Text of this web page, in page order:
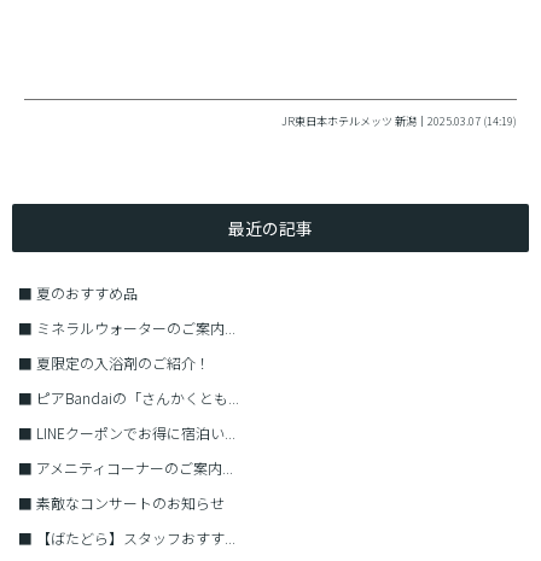
JR東日本ホテルメッツ 新潟｜2025.03.07 (14:19)
最近の記事
■ 夏のおすすめ品
■ ミネラルウォーターのご案内...
■ 夏限定の入浴剤のご紹介！
■ ピアBandaiの「さんかくとも...
■ LINEクーポンでお得に宿泊い...
■ アメニティコーナーのご案内...
■ 素敵なコンサートのお知らせ
■
【ばたどら】スタッフおすす...